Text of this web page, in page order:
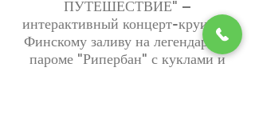
ПУТЕШЕСТВИЕ" –
интерактивный концерт-круиз по
Финскому заливу на легендарном
пароме "Рипербан" с куклами и